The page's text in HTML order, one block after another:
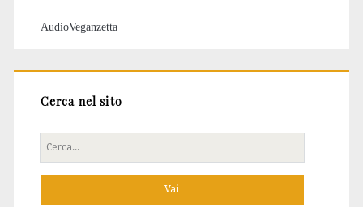
AudioVeganzetta
Cerca nel sito
Cerca
per: